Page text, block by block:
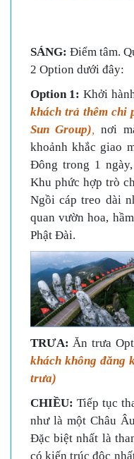
SÁNG: Điểm tâm.
2 Option dưới đây:
Option 1: Khởi
khách trả thêm chi
Sun Group), nơi
khoảnh khắc giao
Đông trong 1
Khu phức hợp trò
Ngồi cáp treo dài
quan vườn hoa,
Phật Đài.
TRƯA: Ăn trưa
khách không đăng
trưa)
CHIỀU: Tiếp tục
như là một Châu
Đặc biệt nhất là
có kiến trúc độc